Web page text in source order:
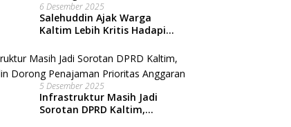
6 Desember 2025
Salehuddin Ajak Warga
Kaltim Lebih Kritis Hadapi
5 Desember 2025
Infrastruktur Masih Jadi
Sorotan DPRD Kaltim,